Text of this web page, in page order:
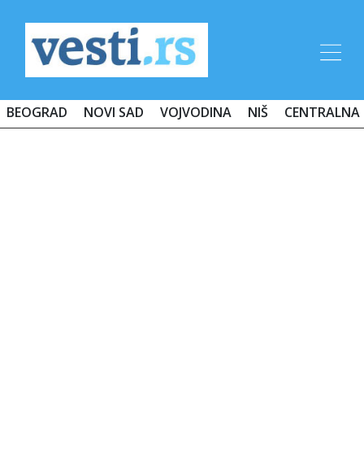
BEOGRAD NOVI SAD VOJVODINA NIŠ CENTRALNA